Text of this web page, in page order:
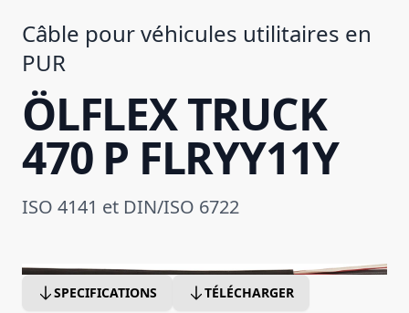
Câble pour véhicules utilitaires en
PUR
ÖLFLEX TRUCK
470 P FLRYY11Y
ISO 4141 et DIN/ISO 6722
SPECIFICATIONS TÉLÉCHARGER